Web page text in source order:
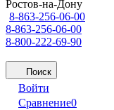
Ростов-на-Дону
8-863-256-06-00
8-863-256-06-00
8-800-222-69-90
Поиск
Войти
Сравнение0